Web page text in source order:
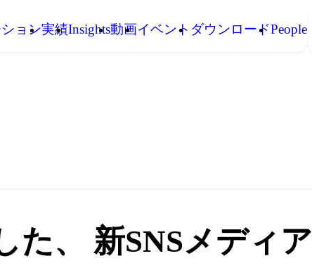
ョン実績Insights動画イベント ダウンロードPeople
た、 新SNSメディア